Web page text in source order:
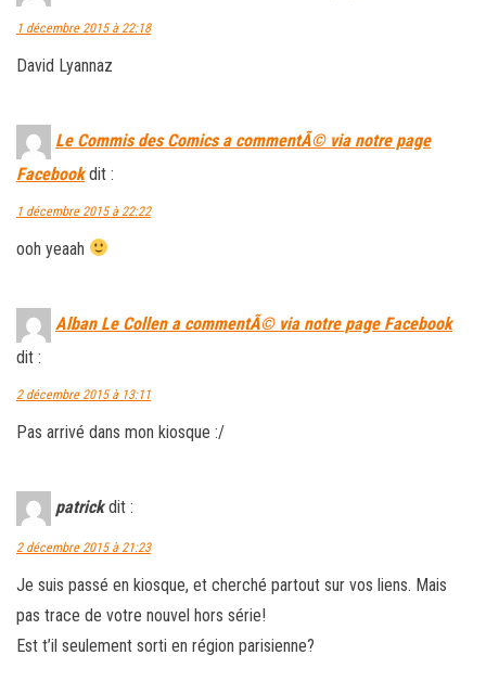
1 décembre 2015 à 22:18
David Lyannaz
Le Commis des Comics a commentÃ© via notre page
Facebook dit :
1 décembre 2015 à 22:22
ooh yeaah
Alban Le Collen a commentÃ© via notre page Facebook
dit :
2 décembre 2015 à 13:11
Pas arrivé dans mon kiosque :/
patrick dit :
2 décembre 2015 à 21:23
Je suis passé en kiosque, et cherché partout sur vos liens. Mais
pas trace de votre nouvel hors série!
Est t’il seulement sorti en région parisienne?